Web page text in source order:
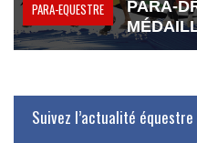
PARA-EQUESTRE
PARA-
Suivez l’actualité équestre